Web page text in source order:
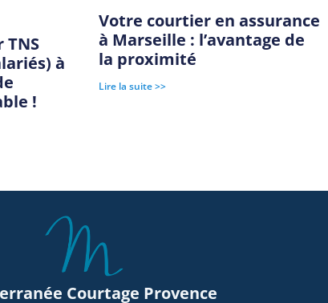
TNS
à
!
Votre courtier en assurance
à Marseille : l’avantage de
la proximité
Lire la suite >>
Courtage Provence